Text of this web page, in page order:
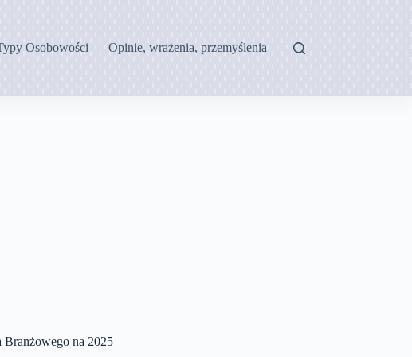
Osobowości Opinie, wrażenia, przemyślenia
na 2025